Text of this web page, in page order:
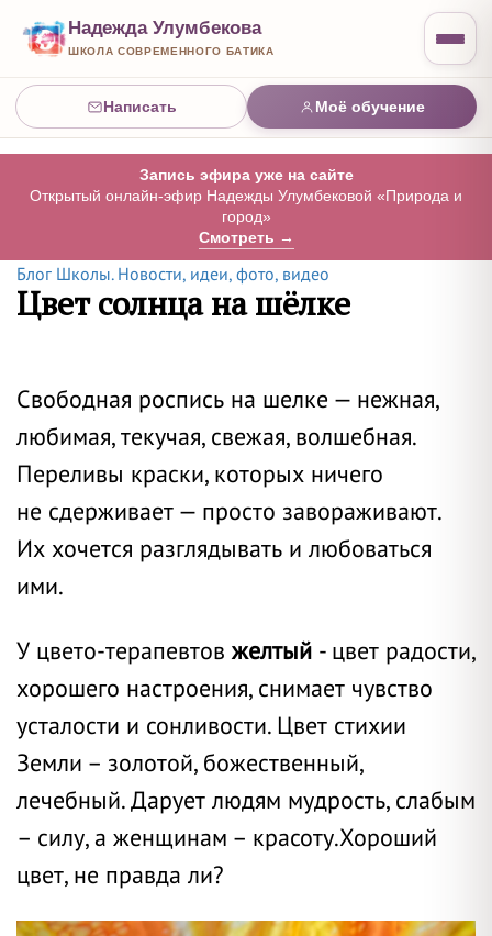
Надежда Улумбекова
ШКОЛА СОВРЕМЕННОГО БАТИКА
Написать Моё обучение
Запись эфира уже на сайте
Открытый онлайн-эфир Надежды Улумбековой «Природа и
город»
Смотреть →
Блог Школы. Новости, идеи, фото, видео
Цвет солнца на шёлке
Свободная роспись на шелке — нежная,
любимая, текучая, свежая, волшебная.
Переливы краски, которых ничего
не сдерживает — просто завораживают.
Их хочется разглядывать и любоваться
ими.
У цвето-терапевтовжелтый - цвет радости,
хорошего настроения, снимает чувство
усталости и сонливости. Цвет стихии
Земли – золотой, божественный,
лечебный. Дарует людям мудрость, слабым
– силу, а женщинам – красоту.Хороший
цвет, не правда ли?